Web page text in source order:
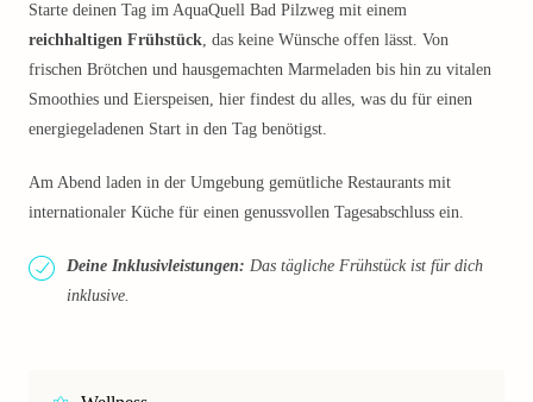
Starte deinen Tag im AquaQuell Bad Pilzweg mit einem
reichhaltigen Frühstück, das keine Wünsche offen lässt. Von
frischen Brötchen und hausgemachten Marmeladen bis hin zu vitalen
Smoothies und Eierspeisen, hier findest du alles, was du für einen
energiegeladenen Start in den Tag benötigst.
Am Abend laden in der Umgebung gemütliche Restaurants mit
internationaler Küche für einen genussvollen Tagesabschluss ein.
Deine Inklusivleistungen: Das tägliche Frühstück ist für dich
inklusive.